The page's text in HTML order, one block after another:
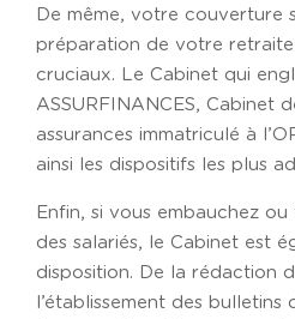
De même, votre couverture
préparation de votre
cruciaux. Le Cabinet qui
ASSURFINANCES, Cabinet
assurances immatriculé à
ainsi les dispositifs les plus
Enfin, si vous embauchez
des salariés, le Cabinet est
disposition. De la rédaction
l’établissement des bulletins